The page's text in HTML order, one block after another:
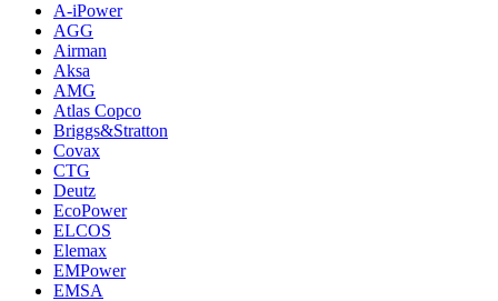
A-iPower
AGG
Airman
Aksa
AMG
Atlas Copco
Briggs&Stratton
Covax
CTG
Deutz
EcoPower
ELCOS
Elemax
EMPower
EMSA